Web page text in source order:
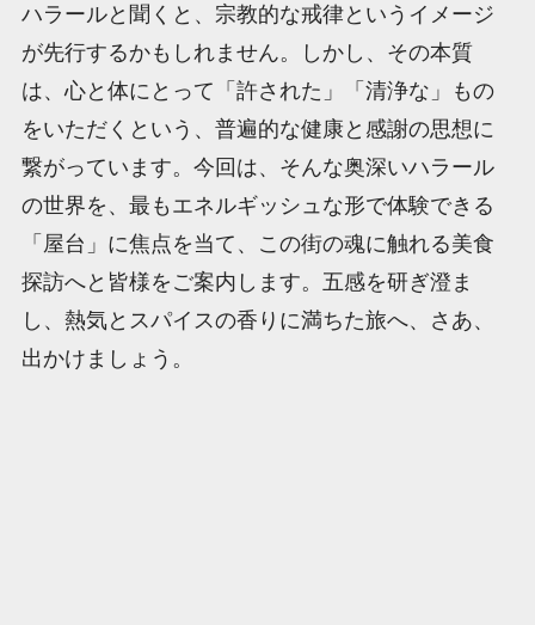
ハラールと聞くと、宗教的な戒律というイメージ
が先行するかもしれません。しかし、その本質
は、心と体にとって「許された」「清浄な」もの
をいただくという、普遍的な健康と感謝の思想に
繋がっています。今回は、そんな奥深いハラール
の世界を、最もエネルギッシュな形で体験できる
「屋台」に焦点を当て、この街の魂に触れる美食
探訪へと皆様をご案内します。五感を研ぎ澄ま
し、熱気とスパイスの香りに満ちた旅へ、さあ、
出かけましょう。